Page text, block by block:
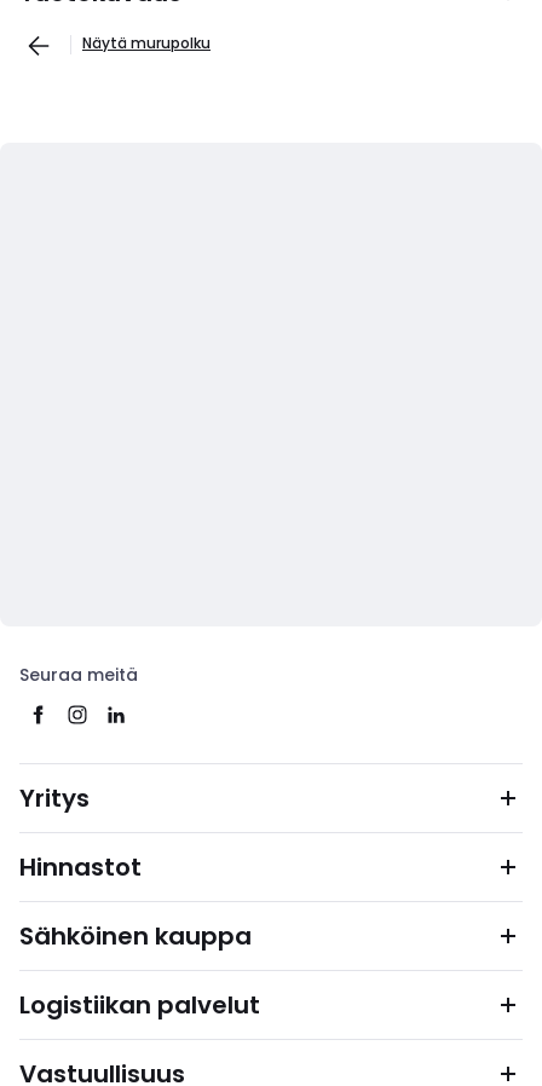
Näytä murupolku
Seuraa meitä
Yritys
Hinnastot
Sähköinen kauppa
Logistiikan palvelut
Vastuullisuus